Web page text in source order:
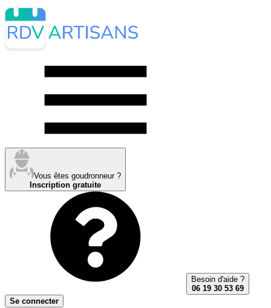
Vous êtes goudronneur ?
Inscription gratuite
Besoin d'aide ?
06 19 30 53 69
Se connecter